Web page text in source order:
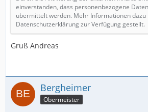
einverstanden, dass personenbezogene
übermittelt werden. Mehr Informationen
Datenschutzerklärung zur Verfügung gestellt.
Gruß Andreas
Bergheimer
Obermeister